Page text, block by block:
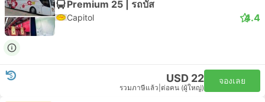
Premium 25 | รถบัส
Capitol 4.4
USD 22
รวมภาษีแล้ว ต่อคน (ผู้ใหญ่)
จองเลย